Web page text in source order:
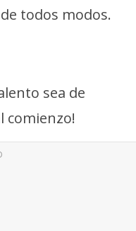
todos modos.
sea de
comienzo!